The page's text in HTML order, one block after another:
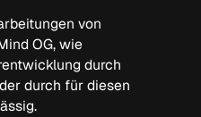
von
OG, wie
durch
durch für diesen